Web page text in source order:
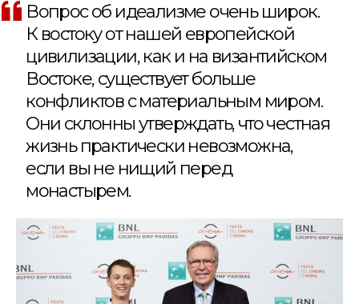
Вопрос об идеализме очень широк.
К востоку от нашей европейской
цивилизации, как и на византийском
Востоке, существует больше
конфликтов с материальным миром.
Они склонны утверждать, что честная
жизнь практически невозможна,
если вы не нищий перед
монастырем.